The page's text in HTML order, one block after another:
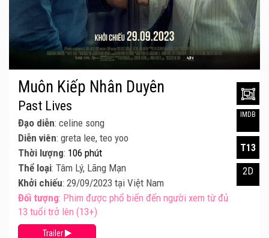
Muôn Kiếp Nhân Duyên
Past Lives
Đạo diễn: celine song
Diễn viên: greta lee, teo yoo
Thời lượng: 106 phút
Thể loại: Tâm Lý, Lãng Mạn
Khởi chiếu: 29/09/2023 tại Việt Nam
Đối tượng: Phim được phổ biến đến người xem từ đủ
13 tuổi trở lên (13+)
Trailer
IMDB
T13
2D